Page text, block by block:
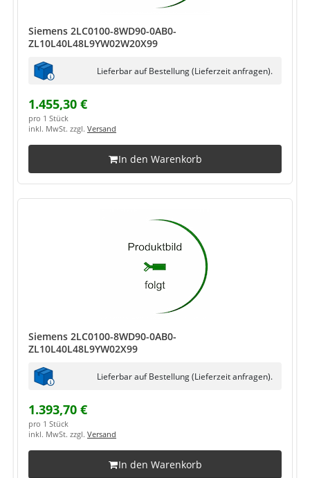
Siemens 2LC0100-8WD90-0AB0-
ZL10L40L48L9YW02W20X99
Lieferbar auf Bestellung (Lieferzeit anfragen).
1.455,30 €
pro 1 Stück
inkl. MwSt. zzgl. Versand
In den Warenkorb
Siemens 2LC0100-8WD90-0AB0-
ZL10L40L48L9YW02X99
Lieferbar auf Bestellung (Lieferzeit anfragen).
1.393,70 €
pro 1 Stück
inkl. MwSt. zzgl. Versand
In den Warenkorb